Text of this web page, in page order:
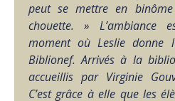
peut se mettre en
chouette. »
L’ambiance
moment où Leslie
Biblionef. Arrivés à la
accueillis par Virginie
C’est grâce à elle que les